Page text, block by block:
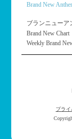
Brand New
ブランニューア
Brand New Chart
Weekly Brand
プラ